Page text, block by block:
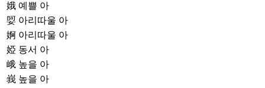
娥 예쁠 아
娿 아리따울 아
婀 아리따울 아
婭 동서 아
峨 높을 아
峩 높을 아